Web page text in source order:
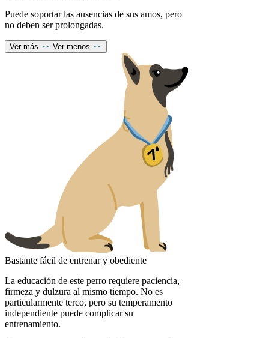
Puede soportar las ausencias de sus amos, pero
no deben ser prolongadas.
Ver más Ver menos
Bastante fácil de entrenar y obediente
La educación de este perro requiere paciencia,
firmeza y dulzura al mismo tiempo. No es
particularmente terco, pero su temperamento
independiente puede complicar su
entrenamiento.